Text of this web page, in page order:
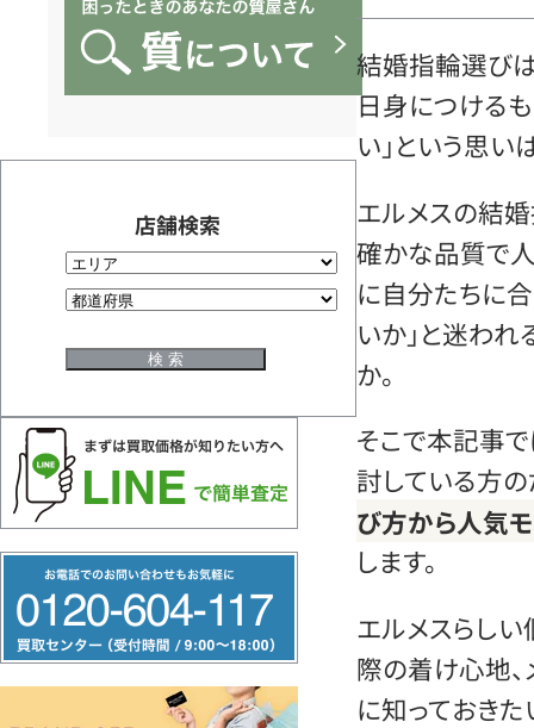
店舗検索
リ
ー
結婚指輪選び
日身につけるも
い」という思い
エルメスの結
確かな品質で
に自分たちに合
いか」と迷わ
か。
そこで本記事
討している方の
び方から人気
します。
エルメスらし
際の着け心地
に知っておき